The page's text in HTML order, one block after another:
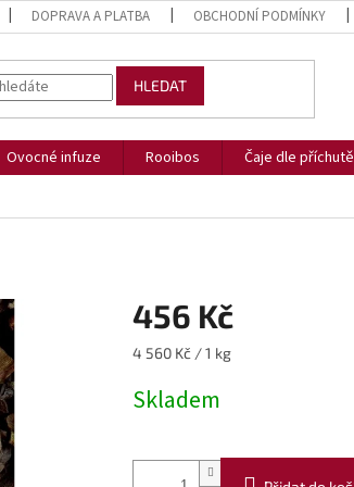
DOPRAVA A PLATBA OBCHODNÍ PODMÍNKY
HLEDAT
Ovocné infuze Rooibos Čaje dle příchutě
456 Kč
Měrná
4 560 Kč / 1 kg
Skladem